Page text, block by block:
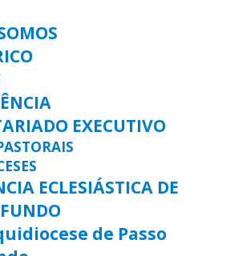
EXECUTIVO
ECLESIÁSTICA DE
de Passo